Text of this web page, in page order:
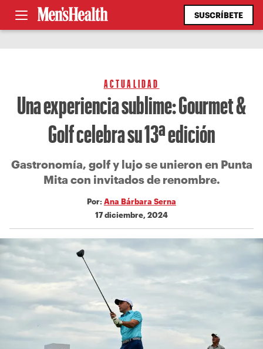
SUSCRÍBETE
ACTUALIDAD
Una experiencia sublime: Gourmet &
Golf celebra su 13ª edición
Gastronomía, golf y lujo se unieron en Punta
Mita con invitados de renombre.
Por: Ana Bárbara Serna
17 diciembre, 2024